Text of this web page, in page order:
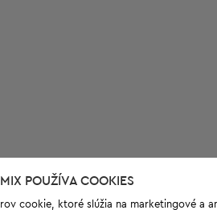
POUŽÍVA COOKIES
cookie, ktoré slúžia na marketingové a